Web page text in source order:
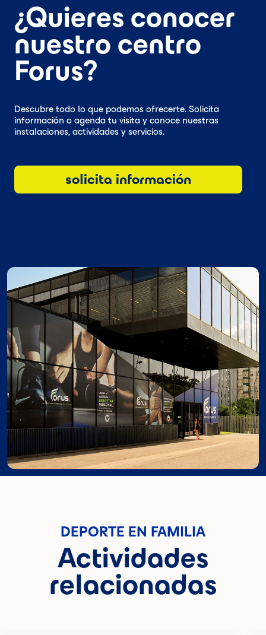
¿Quieres conocer
nuestro centro
Forus?
Descubre todo lo que podemos ofrecerte. Solicita
información o agenda tu visita y conoce nuestras
instalaciones, actividades y servicios.
solicita información
DEPORTE EN FAMILIA
Actividades
relacionadas